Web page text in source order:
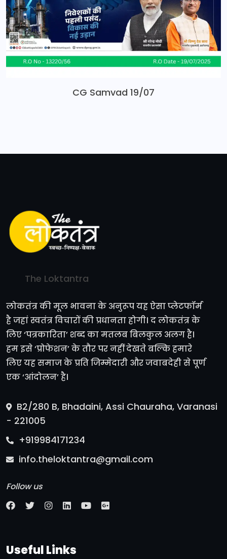
CG Samvad 19/07
The Loktantra
लोकतंत्र की मूल भावना के अनुरूप यह ऐसा प्लेटफॉर्म
है जहां स्वतंत्र विचारों की प्रधानता होगी। द लोकतंत्र के
लिए ‘पत्रकारिता’ शब्द का मतलब बिलकुल अलग है।
हम इसे ‘प्रोफेशन’ के तौर पर नहीं देखते बल्कि हमारे
लिए यह समाज के प्रति जिम्मेदारी और जवाबदेही से पूर्ण
एक ‘आंदोलन’ है।
B2/280 B, Bhadaini, Assi Chauraha, Varanasi
- 221005
+919984171234
info.theloktantra@gmail.com
Follow us
Useful Links